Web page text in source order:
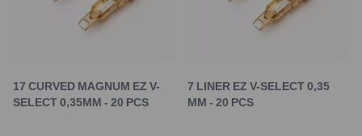
17 CURVED MAGNUM EZ V-
SELECT 0,35MM - 20 PCS
7 LINER EZ V-SELECT 0,35
MM - 20 PCS